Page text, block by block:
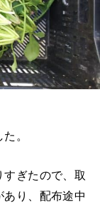
。
ぎたので、取
あり、配布途中